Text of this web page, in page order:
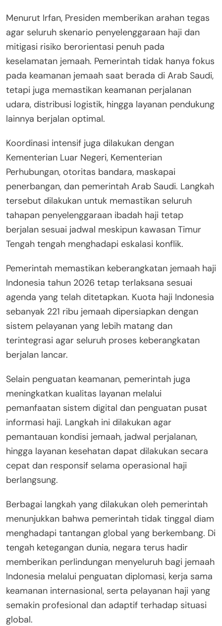
Menurut Irfan, Presiden memberikan arahan tegas
agar seluruh skenario penyelenggaraan haji dan
mitigasi risiko berorientasi penuh pada
keselamatan jemaah. Pemerintah tidak hanya fokus
pada keamanan jemaah saat berada di Arab Saudi,
tetapi juga memastikan keamanan perjalanan
udara, distribusi logistik, hingga layanan pendukung
lainnya berjalan optimal.
Koordinasi intensif juga dilakukan dengan
Kementerian Luar Negeri, Kementerian
Perhubungan, otoritas bandara, maskapai
penerbangan, dan pemerintah Arab Saudi. Langkah
tersebut dilakukan untuk memastikan seluruh
tahapan penyelenggaraan ibadah haji tetap
berjalan sesuai jadwal meskipun kawasan Timur
Tengah tengah menghadapi eskalasi konflik.
Pemerintah memastikan keberangkatan jemaah haji
Indonesia tahun 2026 tetap terlaksana sesuai
agenda yang telah ditetapkan. Kuota haji Indonesia
sebanyak 221 ribu jemaah dipersiapkan dengan
sistem pelayanan yang lebih matang dan
terintegrasi agar seluruh proses keberangkatan
berjalan lancar.
Selain penguatan keamanan, pemerintah juga
meningkatkan kualitas layanan melalui
pemanfaatan sistem digital dan penguatan pusat
informasi haji. Langkah ini dilakukan agar
pemantauan kondisi jemaah, jadwal perjalanan,
hingga layanan kesehatan dapat dilakukan secara
cepat dan responsif selama operasional haji
berlangsung.
Berbagai langkah yang dilakukan oleh pemerintah
menunjukkan bahwa pemerintah tidak tinggal diam
menghadapi tantangan global yang berkembang. Di
tengah ketegangan dunia, negara terus hadir
memberikan perlindungan menyeluruh bagi jemaah
Indonesia melalui penguatan diplomasi, kerja sama
keamanan internasional, serta pelayanan haji yang
semakin profesional dan adaptif terhadap situasi
global.